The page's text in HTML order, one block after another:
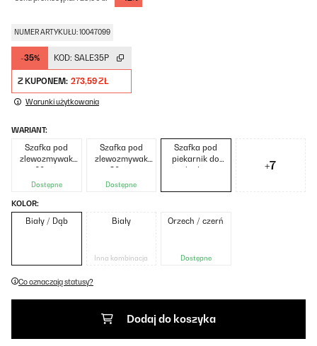
NUMER ARTYKUŁU: 10047099
-35% KOD: SALE35P
Z KUPONEM: 273,59 ZŁ
Warunki użytkowania
WARIANT:
Szafka pod
zlewozmywak
60 cm
Dostępne
Szafka pod
zlewozmywak
80 cm
Dostępne
Szafka pod
piekarnik do
zabudowy
+7
KOLOR:
Biały / Dąb Biały
Inna kombinacja
Orzech / czerń
Dostępne
Co oznaczają statusy?
Dodaj do koszyka